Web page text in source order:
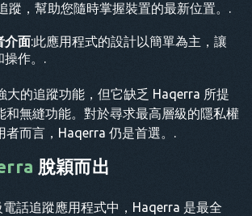
蹤，幫助您隨時掌握裝置的最新位置。.
介面:此應用程式的設計以簡單為主，讓
操作。.
大的追蹤功能，但它缺乏 Haqerra 所提
和無縫功能。對於尋求最高層級的隱私權
者而言，Haqerra 仍是首選。.
脫穎而出
話追蹤應用程式中，Haqerra 是最全